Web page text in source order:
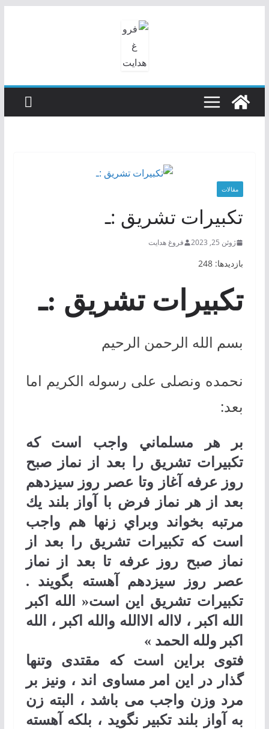
مقالات
تكبيرات تشريق :ـ
ژوئن 25, 2023 فروغ هدایت
بازدیدها: 248
تكبيرات تشريق :ـ
بسم الله الرحمن الرحیم
نحمده ونصلی علی رسوله الکریم اما
بعد:
بر هر مسلماني واجب است كه
تكبيرات تشريق را بعد از نماز صبح
روز عرفه آغاز وتا عصر روز سيزدهم
بعد از هر نماز فرض با آواز بلند يك
مرتبه بخواند وبراي زنها هم واجب
است كه تكبيرات تشريق را بعد از
نماز صبح روز عرفه تا بعد از نماز
عصر روز سيزدهم آهسته بگويند .
تكبيرات تشريق اين است« الله اكبر
الله اكبر ، لااله الاالله والله اكبر ، الله
اكبر ولله الحمد «
فتوی براین است که مقتدی وتنها
گذار در این امر مساوی اند ، ونیز بر
مرد وزن واجب می باشد ، البته زن
به آواز بلند تکبیر نگوید ، بلکه آهسته